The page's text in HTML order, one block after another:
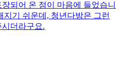
되어 온 점이 마음에 들었습니
기 쉬운데, 청년다방은 그런
더라구요.